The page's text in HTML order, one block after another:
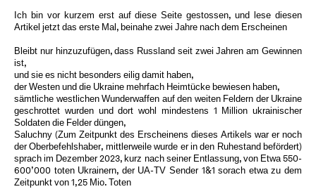
Ich bin vor kurzem erst auf diese Seite gestossen, und lese diesen
Artikel jetzt das erste Mal, beinahe zwei Jahre nach dem Erscheinen
Bleibt nur hinzuzufügen, dass Russland seit zwei Jahren am Gewinnen
ist,
und sie es nicht besonders eilig damit haben,
der Westen und die Ukraine mehrfach Heimtücke bewiesen haben,
sämtliche westlichen Wunderwaffen auf den weiten Feldern der Ukraine
geschrottet wurden und dort wohl mindestens 1 Million ukrainischer
Soldaten die Felder düngen,
Saluchny (Zum Zeitpunkt des Erscheinens dieses Artikels war er noch
der Oberbefehlshaber, mittlerweile wurde er in den Ruhestand befördert)
sprach im Dezember 2023, kurz nach seiner Entlassung, von Etwa 550-
600’000 toten Ukrainern, der UA-TV Sender 1&1 sorach etwa zu dem
Zeitpunkt von 1,25 Mio. Toten